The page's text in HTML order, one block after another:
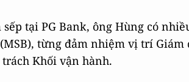
tại PG Bank, ông Hùng có
từng đảm nhiệm vị trí Giám
Khối vận hành.